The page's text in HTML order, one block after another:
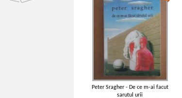
Peter Sragher - De ce m-ai facut
sarutul urii